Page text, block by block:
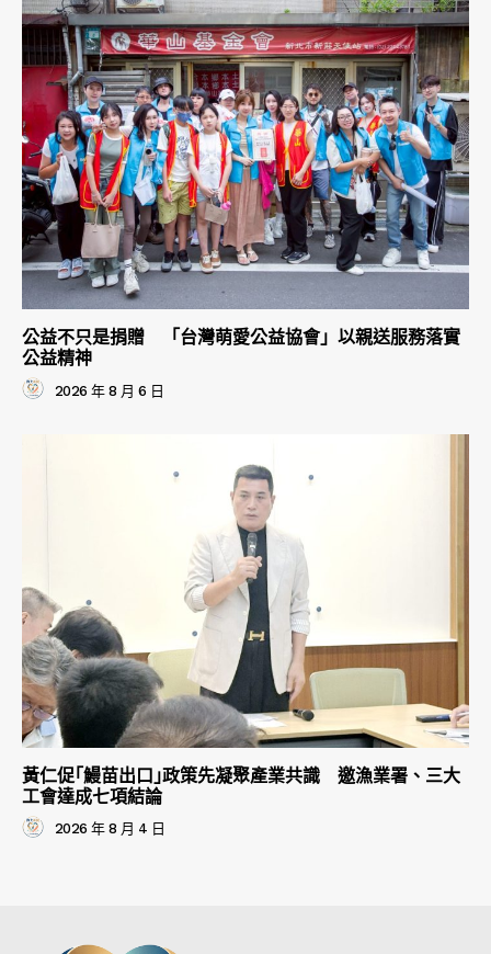
公益不只是捐贈 「台灣萌愛公益協會」以親送服務落實
公益精神
2026 年 8 月 6 日
黃仁促｢鰻苗出口｣政策先凝聚產業共識 邀漁業署、三大
工會達成七項結論
2026 年 8 月 4 日